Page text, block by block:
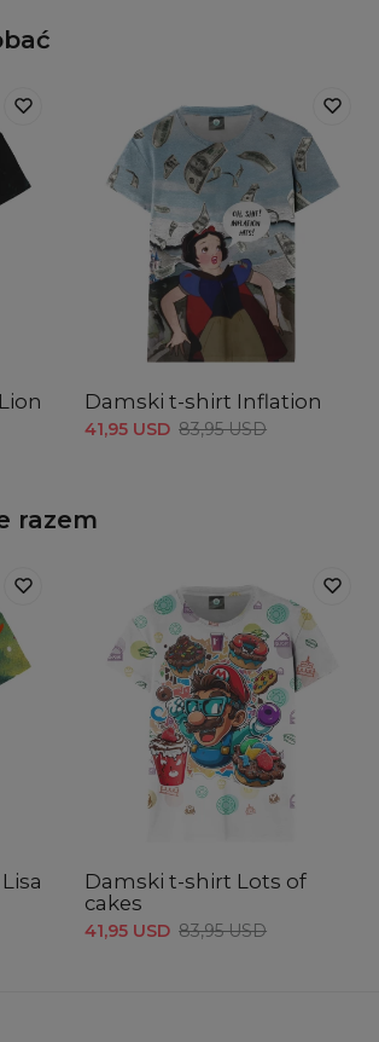
Damski t-shirt Inflation
41,95 USD 83,95 USD
razem
Damski t-shirt Lots of
cakes
41,95 USD 83,95 USD